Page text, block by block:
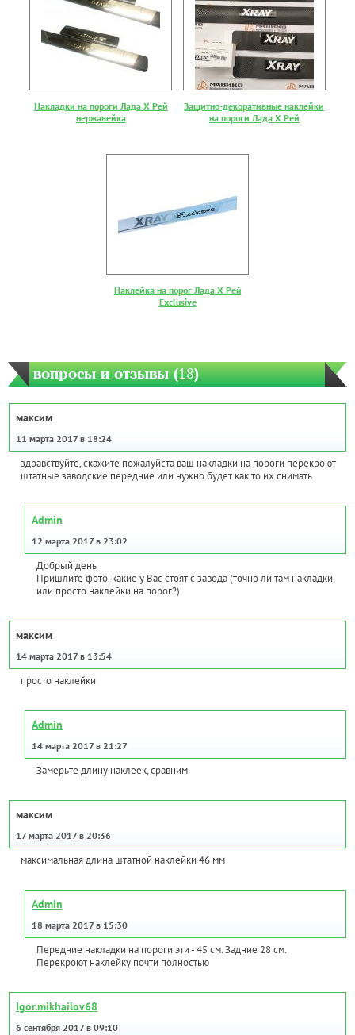
Накладки на пороги Лада Х Рей
нержавейка
Защитно-декоративные наклейки
на пороги Лада Х Рей
Наклейка на порог Лада Х Рей
Exclusive
вопросы и отзывы (18)
максим
11 марта 2017 в 18:24
здравствуйте, скажите пожалуйста ваш накладки на пороги перекроют
штатные заводские передние или нужно будет как то их снимать
Admin
12 марта 2017 в 23:02
Добрый день
Пришлите фото, какие у Вас стоят с завода (точно ли там накладки,
или просто наклейки на порог?)
максим
14 марта 2017 в 13:54
просто наклейки
Admin
14 марта 2017 в 21:27
Замерьте длину наклеек, сравним
максим
17 марта 2017 в 20:36
максимальная длина штатной наклейки 46 мм
Admin
18 марта 2017 в 15:30
Передние накладки на пороги эти - 45 см. Задние 28 см.
Перекроют наклейку почти полностью
Igor.mikhailov68
6 сентября 2017 в 09:10